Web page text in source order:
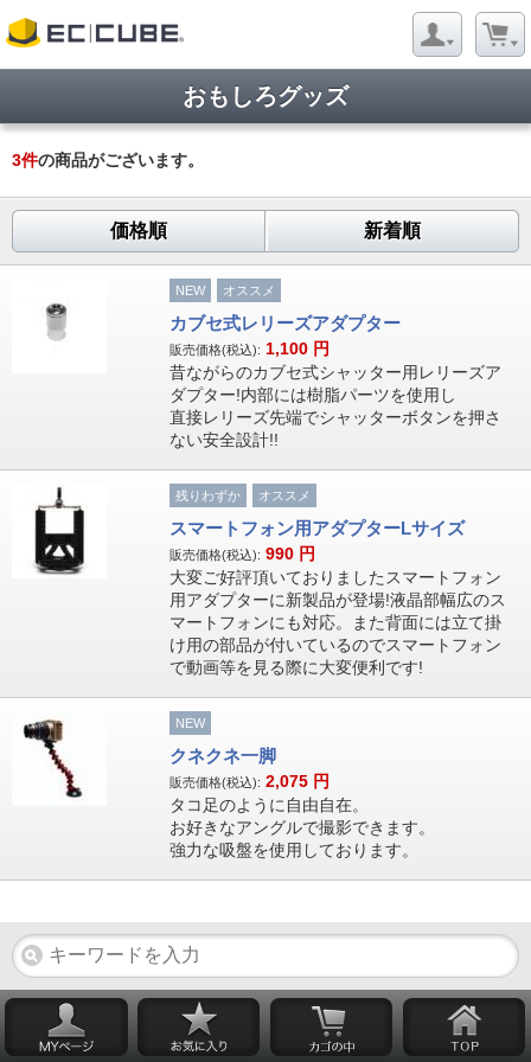
おもしろグッズ
3件の商品がございます。
価格順 新着順
NEW オススメ
カブセ式レリーズアダプター
販売価格(税込): 1,100 円
昔ながらのカブセ式シャッター用レリーズア
ダプター!内部には樹脂パーツを使用し
直接レリーズ先端でシャッターボタンを押さ
ない安全設計!!
残りわずか オススメ
スマートフォン用アダプターLサイズ
販売価格(税込): 990 円
大変ご好評頂いておりましたスマートフォン
用アダプターに新製品が登場!液晶部幅広のス
マートフォンにも対応。また背面には立て掛
け用の部品が付いているのでスマートフォン
で動画等を見る際に大変便利です!
NEW
クネクネ一脚
販売価格(税込): 2,075 円
タコ足のように自由自在。
お好きなアングルで撮影できます。
強力な吸盤を使用しております。